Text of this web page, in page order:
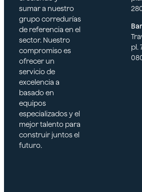
sumar a nuestro
grupo corredurías
de referencia en el
sector. Nuestro
compromiso es
ofrecer un
servicio de
excelencia a
basado en
equipos
especializados y el
mejor talento para
construir juntos el
futuro.
pl.